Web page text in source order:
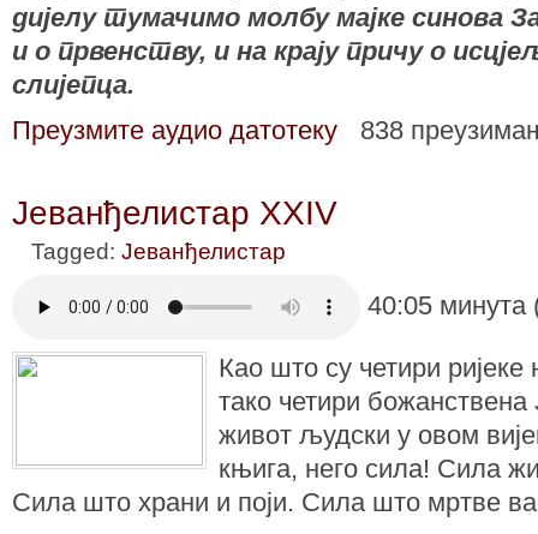
дијелу тумачимо молбу мајке синова
и о првенству, и на крају причу о
слијепца.
Преузмите аудио датотеку
838
Јеванђелистар XXIV
Tagged: Јеванђелистар
40:05
Као што су четири ријеке
тако четири божанствена
живот људски у овом
књига, него сила! Сила
Сила што храни и поји. Сила што мртве